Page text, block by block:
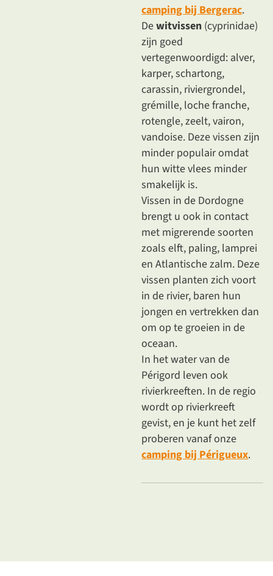
camping bij Bergerac.
Dewitvissen (cyprinidae)
zijn goed
vertegenwoordigd: alver,
karper, schartong,
carassin, riviergrondel,
grémille, loche franche,
rotengle, zeelt, vairon,
vandoise. Deze vissen zijn
minder populair omdat
hun witte vlees minder
smakelijk is.
Vissen in de Dordogne
brengt u ook in contact
met migrerende soorten
zoals elft, paling, lamprei
en Atlantische zalm. Deze
vissen planten zich voort
in de rivier, baren hun
jongen en vertrekken dan
om op te groeien in de
oceaan.
In hetwater van de
Périgord leven ook
rivierkreeften. In de regio
wordt op rivierkreeft
gevist, en je kunt het zelf
proberen vanaf onze
camping bij Périgueux.